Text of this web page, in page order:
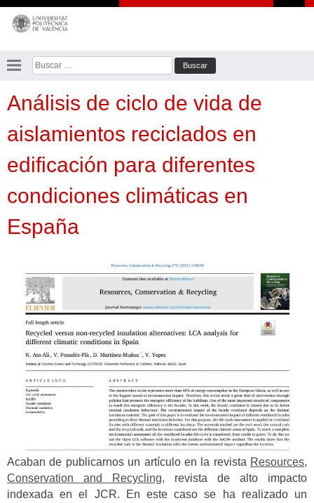
Saltar
contenido
Buscar:
Análisis de ciclo de vida de
aislamientos reciclados en
edificación para diferentes
condiciones climáticas en
España
Acaban de publicarnos un artículo en la revista Resources,
Conservation and Recycling, revista de alto impacto
indexada en el JCR. En este caso se ha realizado un